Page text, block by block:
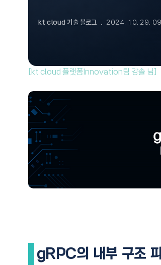
kt cloud 기술 블로그 2024. 10. 29.
[kt cloud 플랫폼Innovation팀 강솔 님]
gRPC의 내부 구조